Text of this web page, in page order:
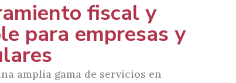
fiscal y
para empresas y
amplia gama de servicios en